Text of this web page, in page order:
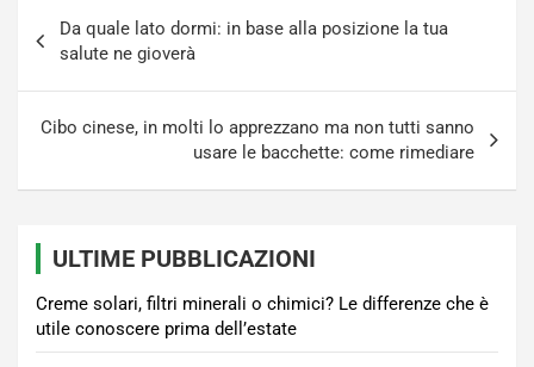
articoli
Da quale lato dormi: in base alla posizione la tua
salute ne gioverà
Cibo cinese, in molti lo apprezzano ma non tutti sanno
usare le bacchette: come rimediare
ULTIME PUBBLICAZIONI
Creme solari, filtri minerali o chimici? Le differenze che è
utile conoscere prima dell’estate